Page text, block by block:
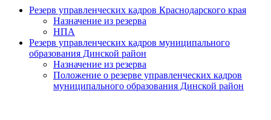
Резерв управленческих кадров Краснодарского края
Назначение из резерва
НПА
Резерв управленческих кадров муниципального
образования Динской район
Назначение из резерва
Положение о резерве управленческих кадров
муниципального образования Динской район